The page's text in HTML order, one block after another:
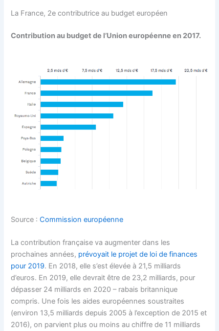
La France, 2e contributrice au budget européen
Contribution au budget de l’Union européenne en 2017.
Source :Commission européenne
La contribution française va augmenter dans les
prochaines années, prévoyait le projet de loi de finances
pour 2019. En 2018, elle s’est élevée à 21,5 milliards
d’euros. En 2019, elle devrait être de 23,2 milliards, pour
dépasser 24 milliards en 2020 – rabais britannique
compris. Une fois les aides européennes soustraites
(environ 13,5 milliards depuis 2005 à l’exception de 2015 et
2016), on parvient plus ou moins au chiffre de 11 milliards